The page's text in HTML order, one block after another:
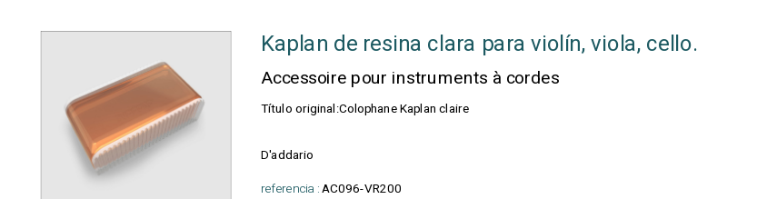
Kaplan de resina clara para violín, viola, cello.
Accessoire pour instruments à cordes
Título original:Colophane Kaplan claire
D'addario
referencia :AC096-VR200